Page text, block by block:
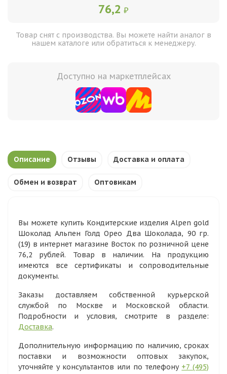
76,2 ₽
Товар снят с производства. Вы можете найти аналог в
нашем каталоге или обратиться к менеджеру.
Доступно на маркетплейсах
Описание Отзывы Доставка и оплата
Обмен и возврат Оптовикам
Вы можете купить Кондитерские изделия Alpen gold
Шоколад Альпен Голд Орео Два Шоколада, 90 гр.
(19) в интернет магазине Восток по розничной цене
76,2 рублей. Товар в наличии. На продукцию
имеются все сертификаты и сопроводительные
документы.
Заказы доставляем собственной курьерской
службой по Москве и Московской области.
Подробности и условия, смотрите в разделе:
Доставка.
Дополнительную информацию по наличию, сроках
поставки и возможности оптовых закупок,
уточняйте у консультантов или по телефону +7 (495)